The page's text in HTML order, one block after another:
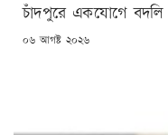
চাঁদপুরে একযোগে বদলি
POSTED
০৬ আগষ্ট ২০২৬